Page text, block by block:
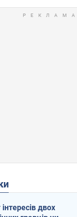
інтересів двох